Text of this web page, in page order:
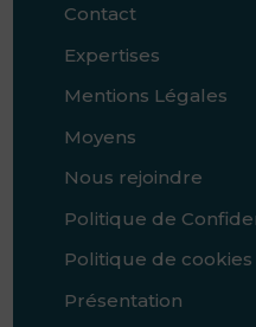
Contact
Expertises
Mentions Légales
Moyens
Nous rejoindre
Politique de
Politique de cookies
Présentation